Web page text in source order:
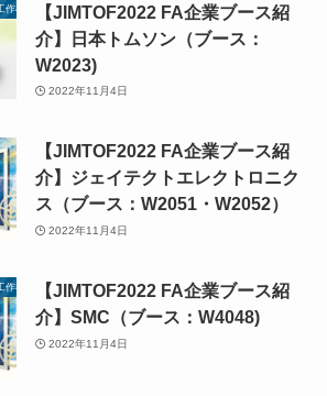
作機械見本市【JIMTOF2022 FA企業ブース紹
介】日本トムソン（ブース：
W2023)
2022年11月4日
【JIMTOF2022 FA企業ブース紹
介】ジェイテクトエレクトロニク
ス（ブース：W2051・W2052）
2022年11月4日
作機械見本市【JIMTOF2022 FA企業ブース紹
介】SMC（ブース：W4048)
2022年11月4日